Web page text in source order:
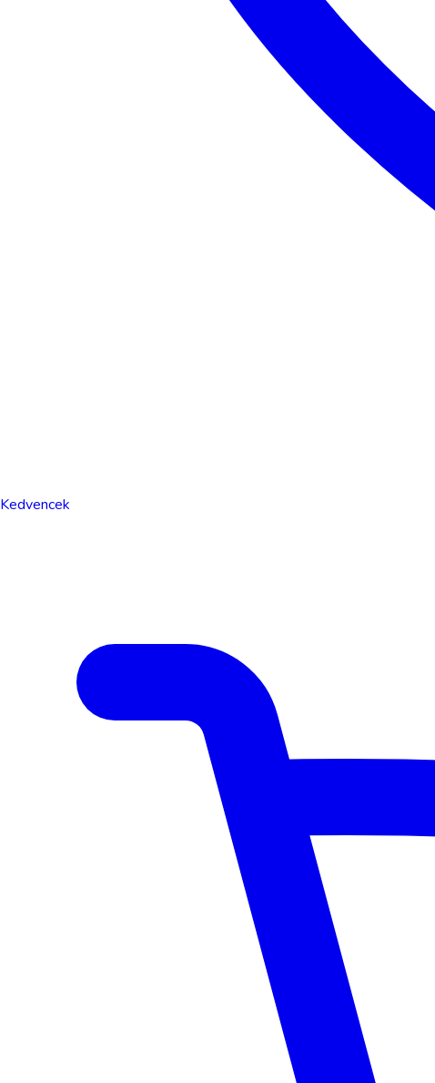
Kedvencek